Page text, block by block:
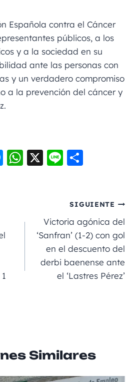
Española contra el Cáncer
públicos, a los
y a la sociedad en su
ante las personas con
y un verdadero compromiso
a la prevención del cáncer y
M
g
W
A
X
Li
p
a
rt
ir
SIGUIENTE
Victoria agónica del
‘Sanfran’ (1-2) con gol
en el descuento del
derbi baenense ante
el ‘Lastres Pérez’
Similares